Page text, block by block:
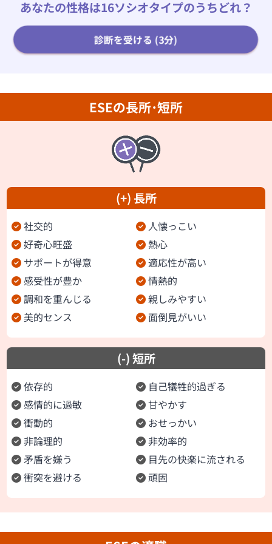
あなたの性格は16ソシオタイプのうちどれ？
診断を受ける (3分)
ESEの長所･短所
(+) 長所
社交的
好奇心旺盛
サポートが得意
感受性が豊か
調和を重んじる
美的センス
人懐っこい
熱心
適応性が高い
情熱的
親しみやすい
面倒見がいい
(-) 短所
依存的
感情的に過敏
衝動的
非論理的
矛盾を嫌う
衝突を避ける
自己犠牲的過ぎる
甘やかす
おせっかい
非効率的
目先の快楽に流される
頑固